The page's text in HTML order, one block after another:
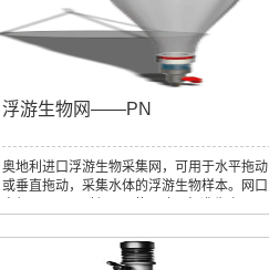
浮游生物网——PN
奥地利进口浮游生物采集网，可用于水平拖动
或垂直拖动，采集水体的浮游生物样本。网口
高含沙量等）条件下测试，不易变形，长期使
用后，仍能保持网目形态。特点：UWITEC浮